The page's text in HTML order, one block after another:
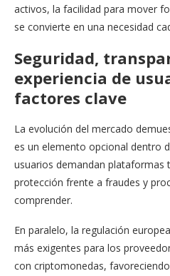
activos, la facilidad para mover
se convierte en una necesidad
Seguridad,
experiencia de
factores clave
La evolución del mercado
es un elemento opcional dentro
usuarios demandan plataformas
protección frente a fraudes y
comprender.
En paralelo, la regulación
más exigentes para los
con criptomonedas,